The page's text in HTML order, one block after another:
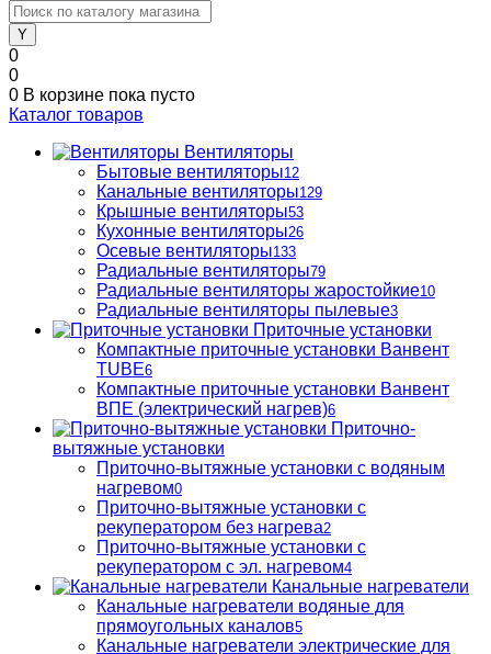
0
0
0 В корзине пока пусто
Каталог товаров
Вентиляторы
Бытовые вентиляторы12
Канальные вентиляторы129
Крышные вентиляторы53
Кухонные вентиляторы26
Осевые вентиляторы133
Радиальные вентиляторы79
Радиальные вентиляторы жаростойкие10
Радиальные вентиляторы пылевые3
Приточные установки
Компактные приточные установки Ванвент
TUBE6
Компактные приточные установки Ванвент
ВПЕ (электрический нагрев)6
Приточно-
вытяжные установки
Приточно-вытяжные установки с водяным
нагревом0
Приточно-вытяжные установки с
рекуператором без нагрева2
Приточно-вытяжные установки с
рекуператором с эл. нагревом4
Канальные нагреватели
Канальные нагреватели водяные для
прямоугольных каналов5
Канальные нагреватели электрические для